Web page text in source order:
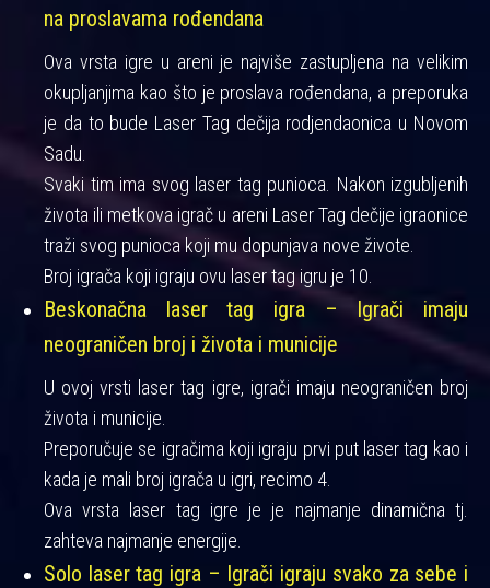
na proslavama rođendana
Ova vrsta igre u areni je najviše zastupljena na velikim
okupljanjima kao što je proslava rođendana, a preporuka
je da to bude Laser Tag dečija rodjendaonica u Novom
Sadu.
Svaki tim ima svog laser tag punioca. Nakon izgubljenih
života ili metkova igrač u areni Laser Tag dečije igraonice
traži svog punioca koji mu dopunjava nove živote.
Broj igrača koji igraju ovu laser tag igru je 10.
Beskonačna laser tag igra – Igrači imaju
neograničen broj i života i municije
U ovoj vrsti laser tag igre, igrači imaju neograničen broj
života i municije.
Preporučuje se igračima koji igraju prvi put laser tag kao i
kada je mali broj igrača u igri, recimo 4.
Ova vrsta laser tag igre je je najmanje dinamična tj.
zahteva najmanje energije.
Solo laser tag igra – Igrači igraju svako za sebe i